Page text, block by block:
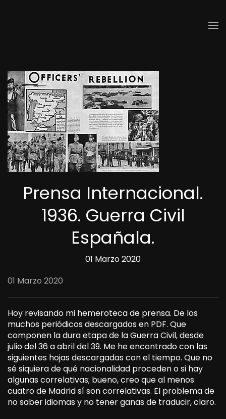
Prensa Internacional.
1936. Guerra Civil
Españala.
01 Marzo 2020
01 Marzo 2020
Hoy revisando mi hemeroteca de prensa. De los
muchos periódicos descargados en PDF. Que
componen la dura etapa de la Guerra Civil, desde
julio del 36 a abril del 39. Me he encontrado con las
siguientes hojas descargadas con el tiempo. Que no
sé siquiera de qué nacionalidad proceden o si hay
algunas correlativas; bueno, creo que al menos
cuatro de Madrid sí son correlativas. El problema de
no saber idiomas y no tener ganas de traducir, claro.